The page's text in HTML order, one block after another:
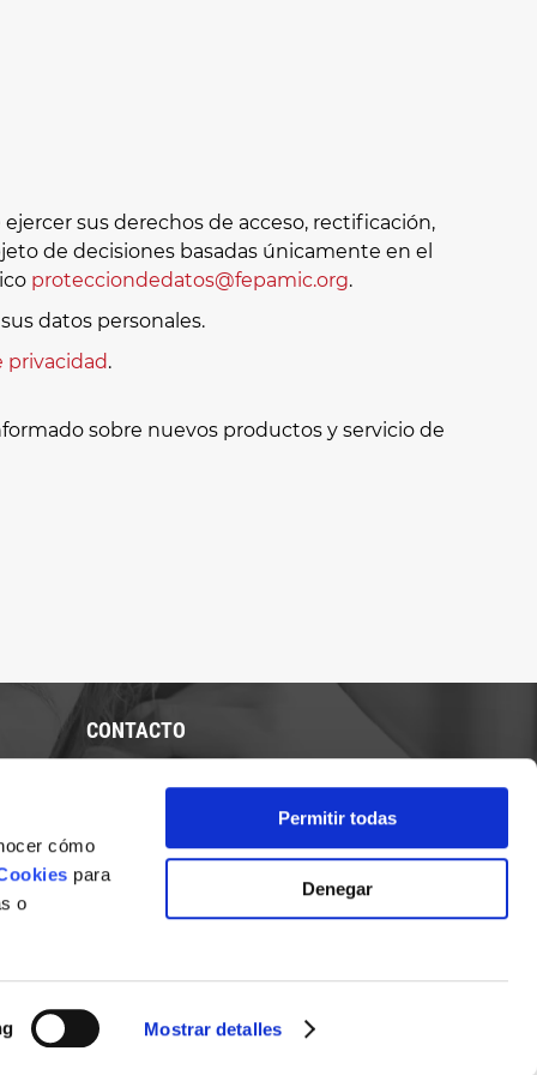
cómo
para
o
Mostrar detalles
Permitir todas
Denegar
sus derechos de acceso, rectificación,
de decisiones basadas únicamente en el
protecciondedatos@fepamic.org.
datos personales.
privacidad.
sobre nuevos productos y servicio de
CONTACTO
Calle María La Judía, 12 - 14011 Córdoba
de contratación Diseño web